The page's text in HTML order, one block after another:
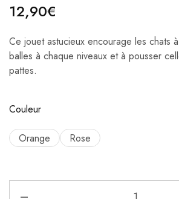
12,90€
Ce jouet astucieux encourage les chats à
balles à chaque niveaux et à pousser
pattes.
Couleur
Orange Rose